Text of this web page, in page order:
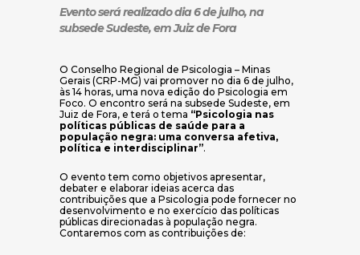
Evento será realizado dia 6 de julho, na
subsede Sudeste, em Juiz de Fora
O Conselho Regional de Psicologia – Minas
Gerais (CRP-MG) vai promover no dia 6 de julho,
às 14 horas, uma nova edição do Psicologia em
Foco. O encontro será na subsede Sudeste, em
Juiz de Fora, e terá o tema “Psicologia nas
políticas públicas de saúde para a
população negra: uma conversa afetiva,
política e interdisciplinar”.
O evento tem como objetivos apresentar,
debater e elaborar ideias acerca das
contribuições que a Psicologia pode fornecer no
desenvolvimento e no exercício das políticas
públicas direcionadas à população negra.
Contaremos com as contribuições de: